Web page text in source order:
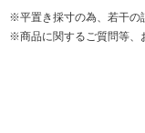
※平置き採寸の為、若干の
※商品に関するご質問等、